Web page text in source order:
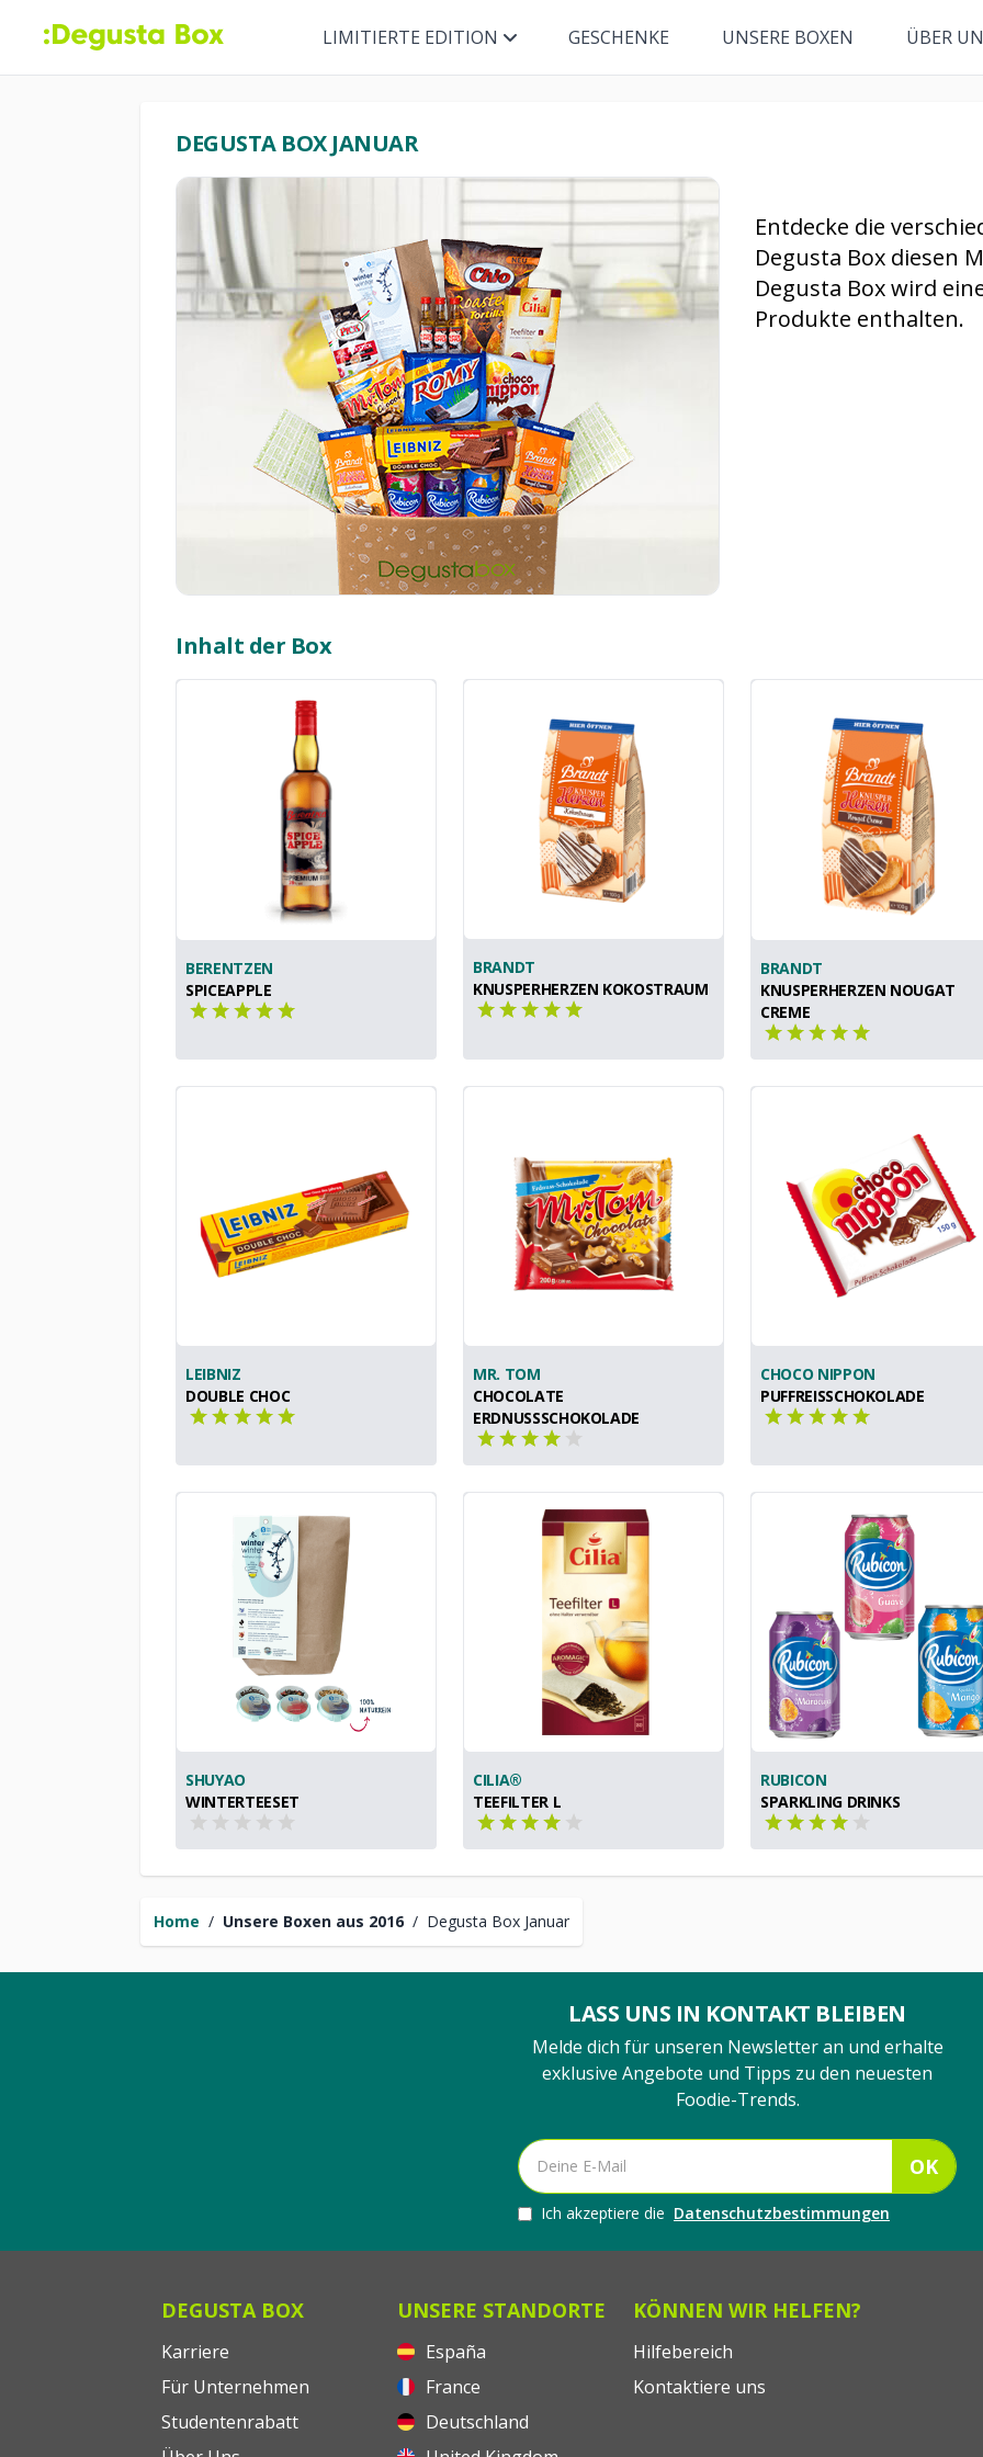
LIMITIERTE EDITION GESCHENKE UNSERE BOXEN ÜBER
Home / Unsere Boxen aus 2016 / Degusta Box Januar
DEGUSTA BOX JANUAR
Entdecke die
Degusta Box diesen
Degusta Box wird
Produkte enthalten.
Inhalt der Box
BERENTZEN
SPICEAPPLE
BRANDT
KNUSPERHERZEN KOKOSTRAUM
BRANDT
KNUSPERHERZEN NOUGAT
CREME
LEIBNIZ
DOUBLE CHOC
MR. TOM
CHOCOLATE
ERDNUSSSCHOKOLADE
CHOCO NIPPON
PUFFREISSCHOKOLADE
SHUYAO
WINTERTEESET
CILIA®
TEEFILTER L
RUBICON
SPARKLING DRINKS
LASS UNS IN KONTAKT BLEIBEN
Melde dich für unseren Newsletter an und erhalte
exklusive Angebote und Tipps zu den neuesten
Foodie-Trends.
OK
Ich akzeptiere die Datenschutzbestimmungen
DEGUSTA BOX
Karriere
Für Unternehmen
Studentenrabatt
UNSERE STANDORTE
España
France
Deutschland
KÖNNEN WIR HELFEN?
Hilfebereich
Kontaktiere uns